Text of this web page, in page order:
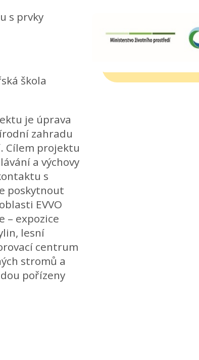
s prvky
škola
je úprava
zahradu
Cílem projektu
a výchovy
s
poskytnout
EVVO
– expozice
lesní
centrum
stromů a
pořízeny